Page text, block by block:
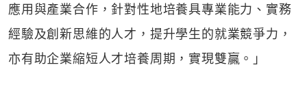
應用與產業合作，針對性地培養具專業能力、實務
經驗及創新思維的人才，提升學生的就業競爭力，
亦有助企業縮短人才培養周期，實現雙贏。」